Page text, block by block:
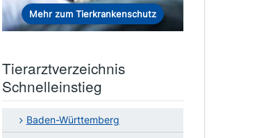
Mehr zum Tierkrankenschutz
Tierarztverzeichnis
Schnelleinstieg
Baden-Württemberg